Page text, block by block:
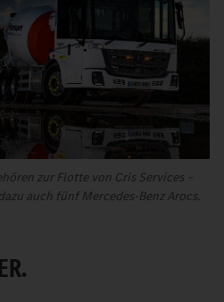
zur Flotte von Cris Services –
auch fünf Mercedes-Benz Arocs.